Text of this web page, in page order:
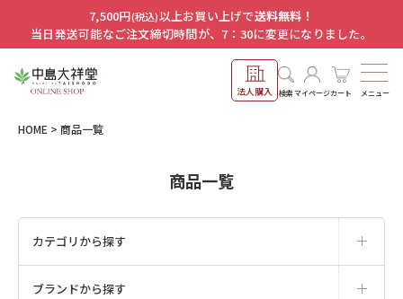
7,500円(税込)以上お買い上げで送料無料！
当日発送可能なご注文締切時間が、7：30に変更になりました。
法人購入 検索マイページカート メニュー
HOME 商品一覧
商品一覧
カテゴリから探す
ブランドから探す